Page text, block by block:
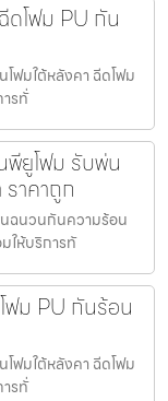
ดโฟม PU กัน
ฟมใต้หลังคา ฉีดโฟม
รทั่
ยูโฟม รับพ่น
าคาถูก
ฉนวนกันความร้อน
ให้บริการทั
ม PU กันร้อน
ฟมใต้หลังคา ฉีดโฟม
รทั่